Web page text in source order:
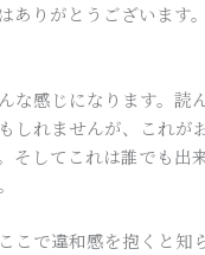
ありがとうございます
な感じになります。読
しれませんが、これが
そしてこれは誰でも出
こで違和感を抱くと知